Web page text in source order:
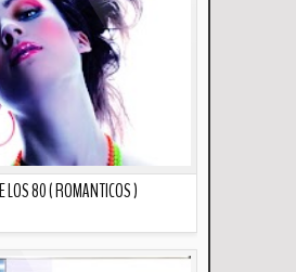
LOS 80 ( ROMANTICOS )